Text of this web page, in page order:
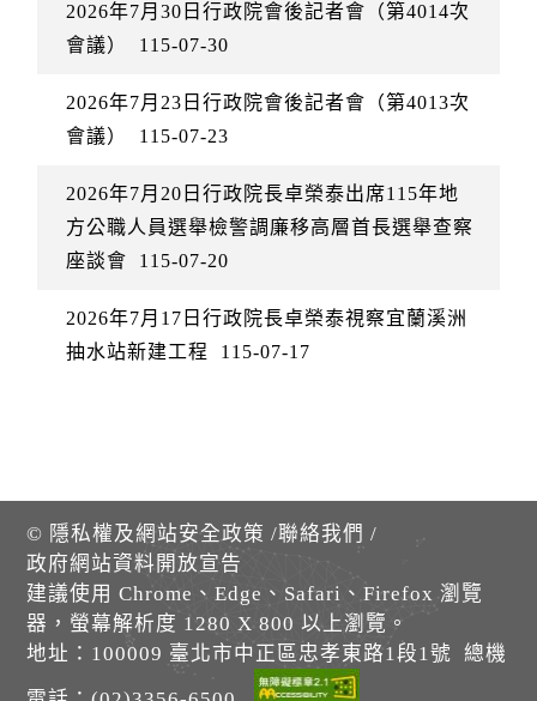
2026年7月30日行政院會後記者會（第4014次
會議）
115-07-30
2026年7月23日行政院會後記者會（第4013次
會議）
115-07-23
2026年7月20日行政院長卓榮泰出席115年地
方公職人員選舉檢警調廉移高層首長選舉查察
座談會
115-07-20
2026年7月17日行政院長卓榮泰視察宜蘭溪洲
抽水站新建工程
115-07-17
© 隱私權及網站安全政策 /聯絡我們 /
政府網站資料開放宣告
建議使用 Chrome、Edge、Safari、Firefox 瀏覽
器，螢幕解析度 1280 X 800 以上瀏覽。
地址：100009 臺北市中正區忠孝東路1段1號 總機